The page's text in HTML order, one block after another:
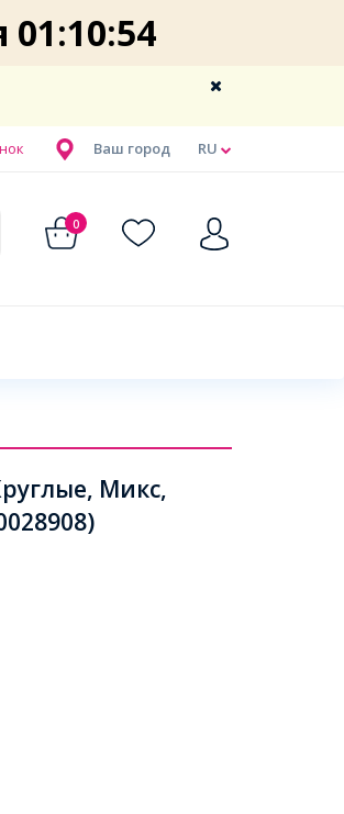
01:10:53
RU
Ваш город
0
Микс,